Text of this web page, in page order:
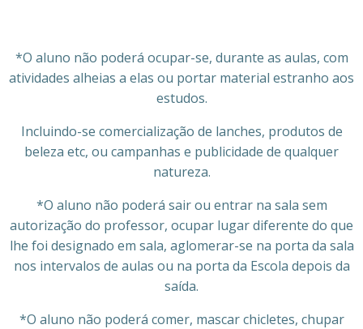
*O aluno não poderá ocupar-se, durante as aulas, com
atividades alheias a elas ou portar material estranho aos
estudos.
Incluindo-se comercialização de lanches, produtos de
beleza etc, ou campanhas e publicidade de qualquer
natureza.
*O aluno não poderá sair ou entrar na sala sem
autorização do professor, ocupar lugar diferente do que
lhe foi designado em sala, aglomerar-se na porta da sala
nos intervalos de aulas ou na porta da Escola depois da
saída.
*O aluno não poderá comer, mascar chicletes, chupar